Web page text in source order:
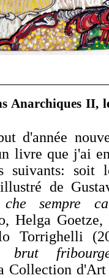
Anarchiques II,
d'année
livre que j'ai
suivants:
illustré de
sempre
Helga
Torrighelli
brut
Collection